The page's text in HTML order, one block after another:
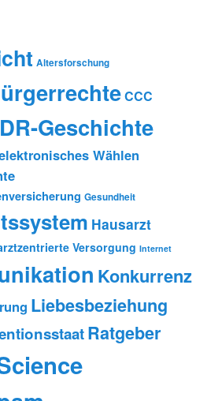
Altersforschung
CCC
Geschichte
Wählen
Gesundheit
Hausarzt
Versorgung Internet
Konkurrenz
Liebesbeziehung
Ratgeber